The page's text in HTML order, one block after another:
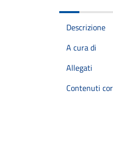
Descrizione
A cura di
Allegati
Contenuti